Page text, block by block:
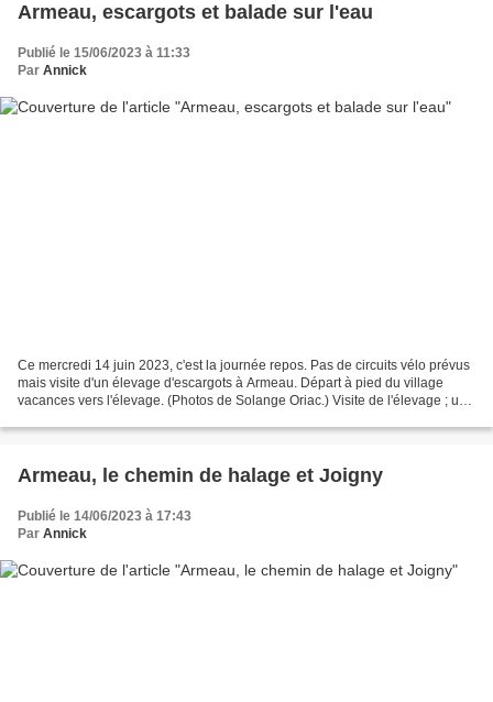
Armeau, escargots et balade sur l'eau
Publié le 15/06/2023 à 11:33
Par Annick
Ce mercredi 14 juin 2023, c'est la journée repos. Pas de circuits vélo prévus
mais visite d'un élevage d'escargots à Armeau. Départ à pied du village
vacances vers l'élevage. (Photos de Solange Oriac.) Visite de l'élevage ; un
Armeau, le chemin de halage et Joigny
Publié le 14/06/2023 à 17:43
Par Annick